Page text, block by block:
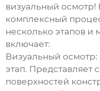
визуальный осмотр!
комплексный
несколько этапов и
включает:
Визуальный осмотр:
этап. Представляет
поверхностей